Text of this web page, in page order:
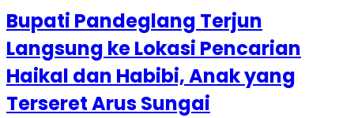
Bupati Pandeglang Terjun
Langsung ke Lokasi Pencarian
Haikal dan Habibi, Anak yang
Terseret Arus Sungai